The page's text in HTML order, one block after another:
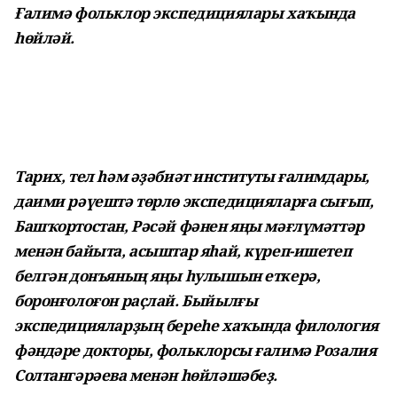
Ғалимә фольклор экспедициялары хаҡында
һөйләй.
Тарих, тел һәм әҙәбиәт институты ғалимдары,
даими рәүештә төрлө экспедицияларға сығып,
Башҡортостан, Рәсәй фәнен яңы мәғлүмәттәр
менән байыта, асыштар яһай, күреп-ишетеп
белгән донъяның яңы һулышын еткерә,
боронғолоғон раҫлай. Быйылғы
экспедицияларҙың береһе хаҡында филология
фәндәре докторы, фольклорсы ғалимә Розалия
Солтангәрәева менән һөйләшәбеҙ.